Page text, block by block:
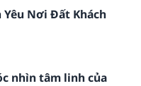
Nơi Đất Khách
nhìn tâm linh của